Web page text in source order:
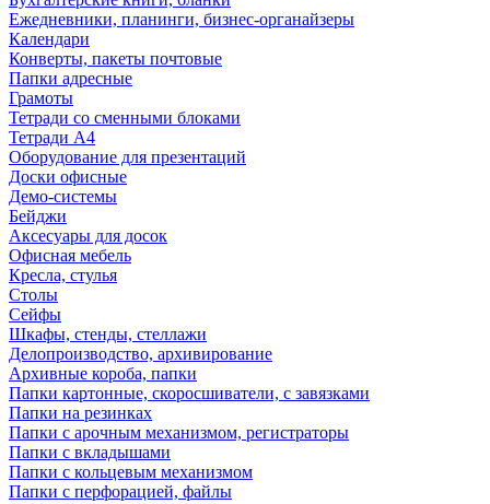
Ежедневники, планинги, бизнес-органайзеры
Календари
Конверты, пакеты почтовые
Папки адресные
Грамоты
Тетради со сменными блоками
Тетради А4
Оборудование для презентаций
Доски офисные
Демо-системы
Бейджи
Аксесуары для досок
Офисная мебель
Кресла, стулья
Столы
Сейфы
Шкафы, стенды, стеллажи
Делопроизводство, архивирование
Архивные короба, папки
Папки картонные, скоросшиватели, с завязками
Папки на резинках
Папки с арочным механизмом, регистраторы
Папки с вкладышами
Папки с кольцевым механизмом
Папки с перфорацией, файлы